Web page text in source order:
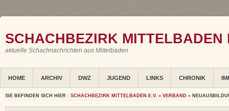
SCHACHBEZIRK MITTELBADEN
aktuelle Schachnachrichten aus Mittelbaden
HOME ARCHIV DWZ JUGEND LINKS CHRONIK
SIE BEFINDEN SICH HIER : SCHACHBEZIRK MITTELBADEN E.V. » VERBAND »